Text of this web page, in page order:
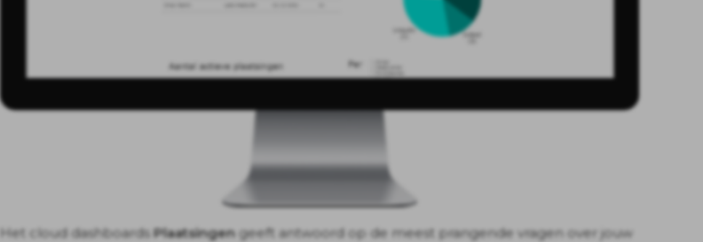
Het cloud dashboardsPlaatsingen geeft antwoord op de meest prangende vragen over jouw